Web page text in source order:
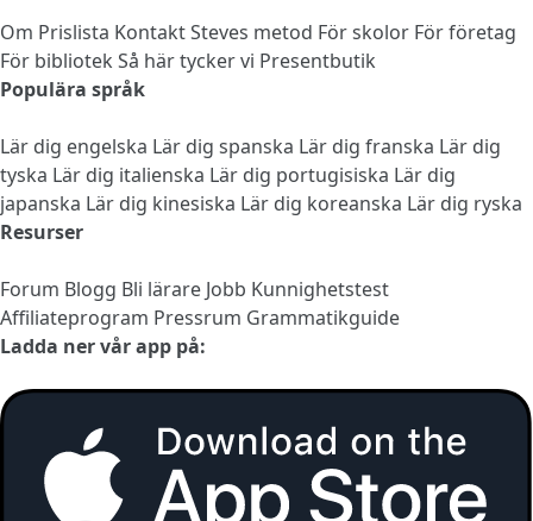
Om Prislista KontaktSteves metod För skolor För företag
För bibliotek Så här tycker vi Presentbutik
Populära språk
Lär dig engelska Lär dig spanska Lär dig franska Lär dig
tyska Lär dig italienska Lär dig portugisiska Lär dig
japanska Lär dig kinesiska Lär dig koreanska Lär dig ryska
Resurser
Forum Blogg Bli lärare Jobb Kunnighetstest
Affiliateprogram Pressrum Grammatikguide
Ladda ner vår app på: